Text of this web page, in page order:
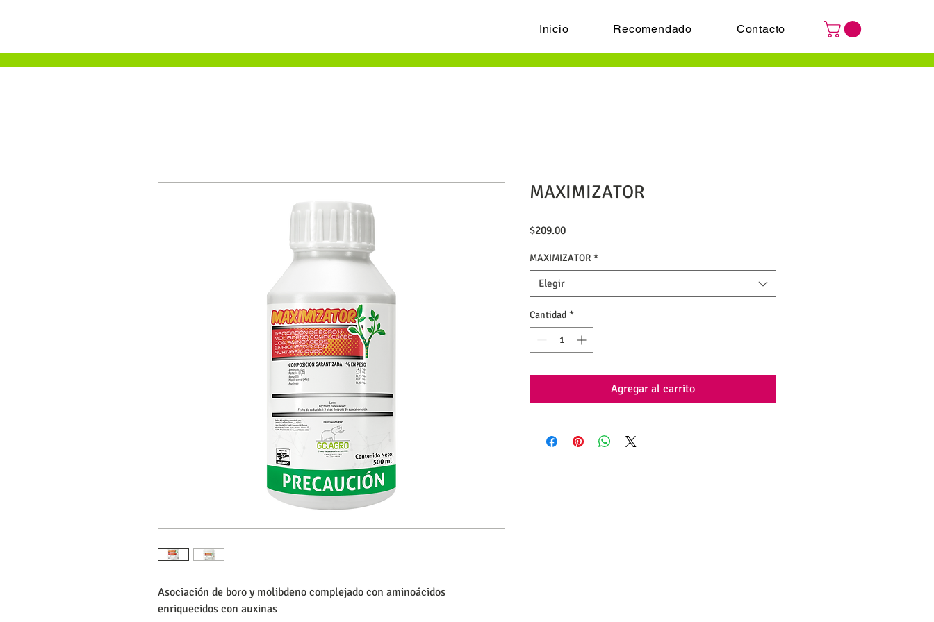
Inicio Recomendado Contacto
Asociación de boro y molibdeno complejado con aminoácidos
enriquecidos con auxinas
MAXIMIZATOR
$209.00Precio
MAXIMIZATOR *
Elegir
Cantidad *
Agregar al carrito